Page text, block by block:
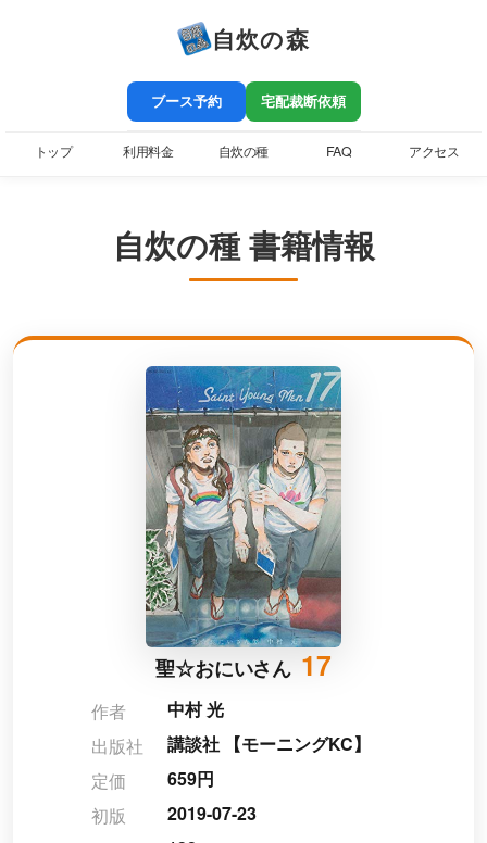
自炊の森
ブース予約 宅配裁断依頼
トップ 利用料金 自炊の種 FAQ アクセス
自炊の種 書籍情報
聖☆おにいさん 17
作者
中村 光
出版社
講談社 【モーニングKC】
定価
659円
初版
2019-07-23